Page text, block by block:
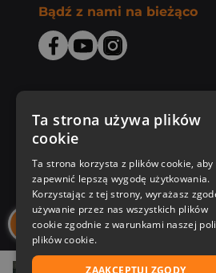
Bądź z nami na bieżąco
Zakupy u nas
Nasza oferta
Nasi autorzy
Ta strona używa plików
cookie
Ta strona korzysta z plików cookie, aby
zapewnić lepszą wygodę użytkowania.
Korzystając z tej strony, wyrażasz
używanie przez nas wszystkich plików
cookie zgodnie z warunkami naszej
plików cookie.
ZAAKCEPTUJ ZGODY